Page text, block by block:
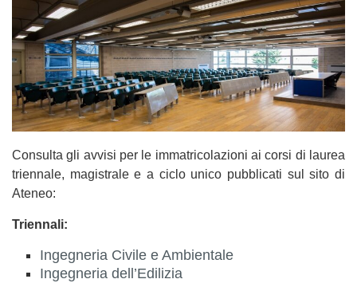
Consulta gli avvisi per le immatricolazioni ai corsi di laurea
triennale, magistrale e a ciclo unico pubblicati sul sito di
Ateneo:
Triennali:
Ingegneria Civile e Ambientale
Ingegneria dell’Edilizia